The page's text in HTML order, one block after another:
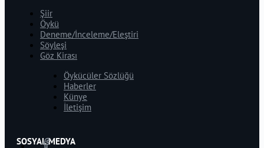
Şiir
Öykü
Deneme/İnceleme/Eleştiri
Söyleşi
Göz Kirası
Öykücüler Sözlüğü
Haberler
Künye
İletişim
SOSYAL MEDYA